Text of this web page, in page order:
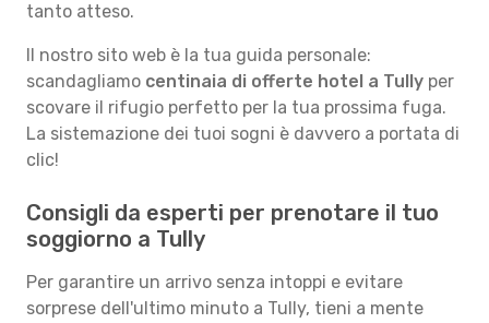
tanto atteso.
Il nostro sito web è la tua guida personale:
scandagliamo centinaia di offerte hotel a Tully per
scovare il rifugio perfetto per la tua prossima fuga.
La sistemazione dei tuoi sogni è davvero a portata di
clic!
Consigli da esperti per prenotare il tuo
soggiorno a Tully
Per garantire un arrivo senza intoppi e evitare
sorprese dell'ultimo minuto a Tully, tieni a mente